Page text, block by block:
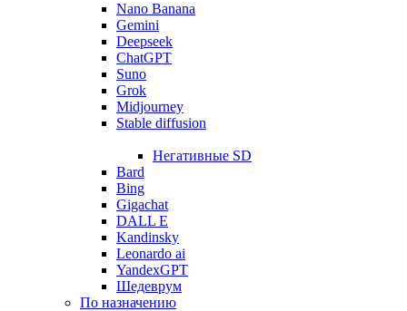
Nano Banana
Gemini
Deepseek
ChatGPT
Suno
Grok
Midjourney
Stable diffusion
Негативные SD
Bard
Bing
Gigachat
DALL E
Kandinsky
Leonardo ai
YandexGPT
Шедеврум
По назначению